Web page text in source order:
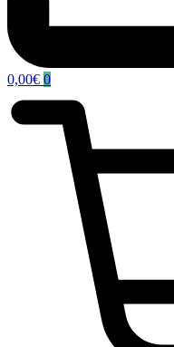
0,00€ 0